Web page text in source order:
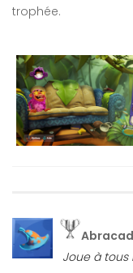
trophée.
Joue à tous